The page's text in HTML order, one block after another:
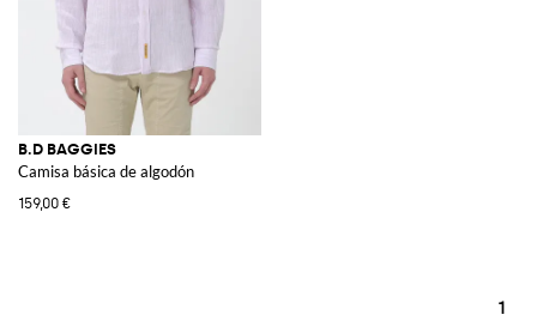
B.D BAGGIES
Camisa básica de algodón
159,00 €
1